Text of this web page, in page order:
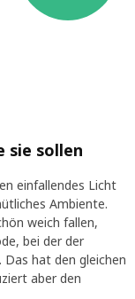
sie sollen
einfallendes Licht
Ambiente.
weich fallen,
bei der der
hat den gleichen
aber den